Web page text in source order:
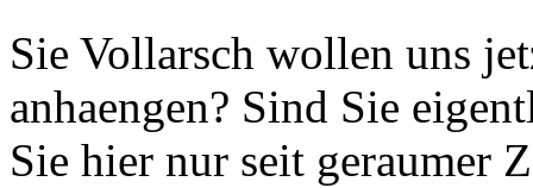
Sie Vollarsch wollen uns
anhaengen? Sind Sie
Sie hier nur seit geraumer